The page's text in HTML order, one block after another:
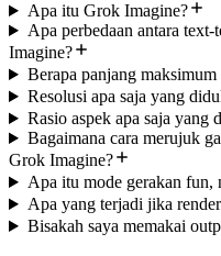
Apa itu Grok Imagine?
Apa perbedaan antara
Imagine?
Berapa panjang
Resolusi apa saja yang
Rasio aspek apa saja yang
Bagaimana cara merujuk
Grok Imagine?
Apa itu mode gerakan fun,
Apa yang terjadi jika
Bisakah saya memakai